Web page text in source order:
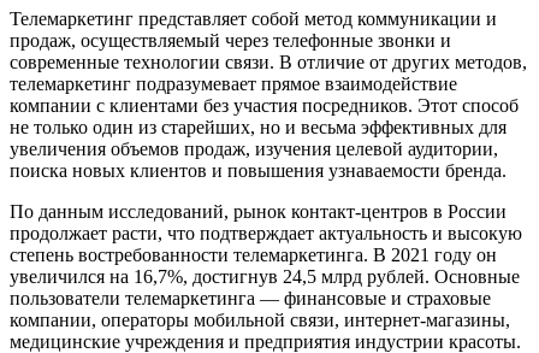
Телемаркетинг представляет собой метод коммуникации и
продаж, осуществляемый через телефонные звонки и
современные технологии связи. В отличие от других методов,
телемаркетинг подразумевает прямое взаимодействие
компании с клиентами без участия посредников. Этот способ
не только один из старейших, но и весьма эффективных для
увеличения объемов продаж, изучения целевой аудитории,
поиска новых клиентов и повышения узнаваемости бренда.
По данным исследований, рынок контакт-центров в России
продолжает расти, что подтверждает актуальность и высокую
степень востребованности телемаркетинга. В 2021 году он
увеличился на 16,7%, достигнув 24,5 млрд рублей. Основные
пользователи телемаркетинга — финансовые и страховые
компании, операторы мобильной связи, интернет-магазины,
медицинские учреждения и предприятия индустрии красоты.